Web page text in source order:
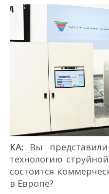
КА: Вы
технологию
состоится
в Европе?